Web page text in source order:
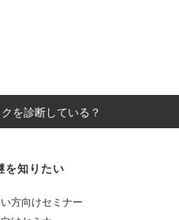
を診断している？
を知りたい
方向けセミナー